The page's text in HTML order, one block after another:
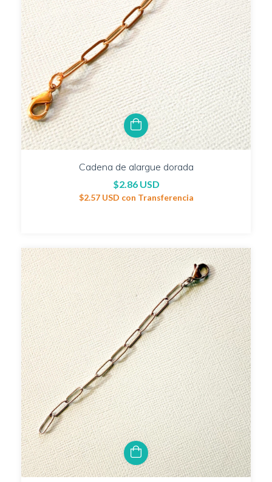
Cadena de alargue dorada
$2.86 USD
$2.57 USD con Transferencia